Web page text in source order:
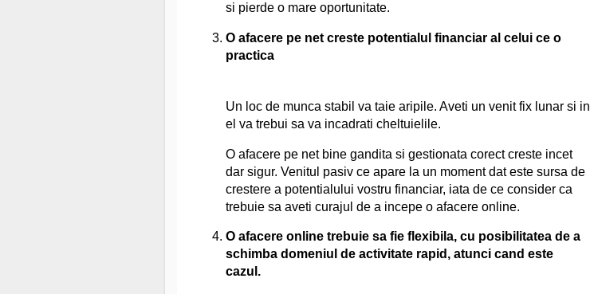
si pierde o mare oportunitate.
O afacere pe net creste potentialul financiar al celui ce o
practica
Un loc de munca stabil va taie aripile. Aveti un venit fix lunar si in
el va trebui sa va incadrati cheltuielile.
O afacere pe net bine gandita si gestionata corect creste incet
dar sigur. Venitul pasiv ce apare la un moment dat este sursa de
crestere a potentialului vostru financiar, iata de ce consider ca
trebuie sa aveti curajul de a incepe o afacere online.
O afacere online trebuie sa fie flexibila, cu posibilitatea de a
schimba domeniul de activitate rapid, atunci cand este
cazul.